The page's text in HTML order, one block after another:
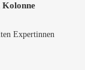
Kolonne
Exper­tin­nen